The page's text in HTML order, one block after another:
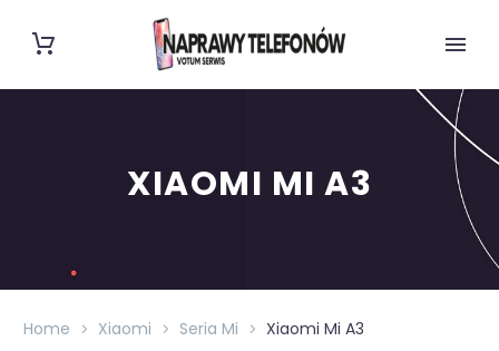
XIAOMI MI A3
Home Xiaomi Seria Mi Xiaomi Mi A3